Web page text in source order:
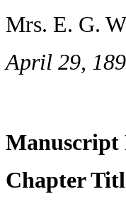
Mrs. E. G.
April 29,
Manuscript
Chapter